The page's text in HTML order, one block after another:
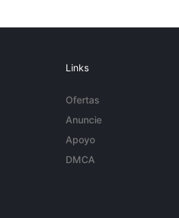
Links
Ofertas
Anuncie
Apoyo
DMCA